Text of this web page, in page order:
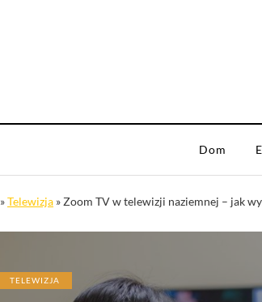
Dom
»Telewizja »Zoom TV w telewizji naziemnej – jak
TELEWIZJA